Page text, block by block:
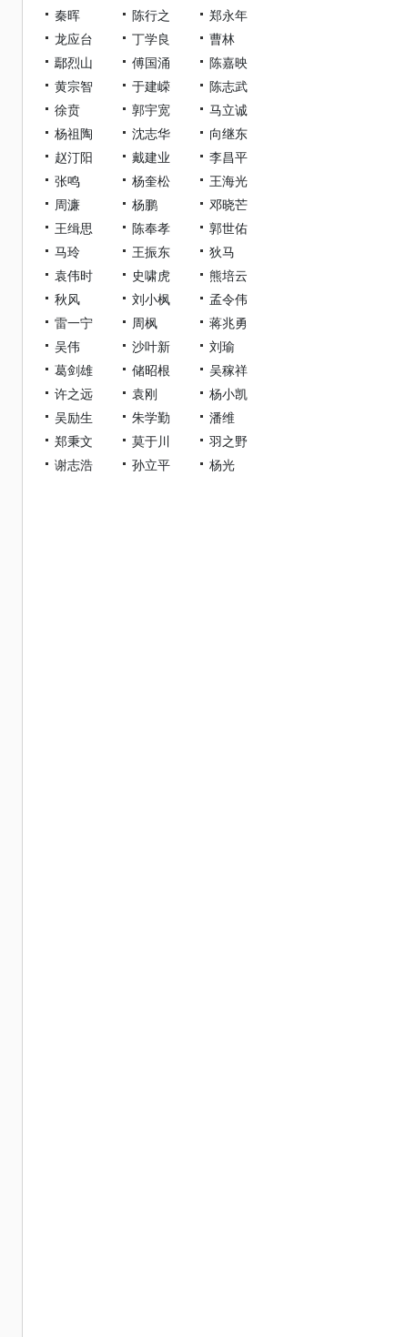
秦晖 陈行之
郑永年
龙应台
丁学良
曹林
鄢烈山
傅国涌
陈嘉映
黄宗智
于建嵘
陈志武
徐贲
郭宇宽
马立诚
杨祖陶
沈志华
向继东
赵汀阳
戴建业
李昌平
张鸣
杨奎松
王海光
周濂
杨鹏
邓晓芒
王缉思
陈奉孝
郭世佑
马玲
王振东
狄马
袁伟时
史啸虎
熊培云
秋风
刘小枫
孟令伟
雷一宁
周枫
蒋兆勇
吴伟
沙叶新
刘瑜
葛剑雄
储昭根
吴稼祥
许之远
袁刚
杨小凯
吴励生
朱学勤
潘维
郑秉文
莫于川
羽之野
谢志浩
孙立平 杨光